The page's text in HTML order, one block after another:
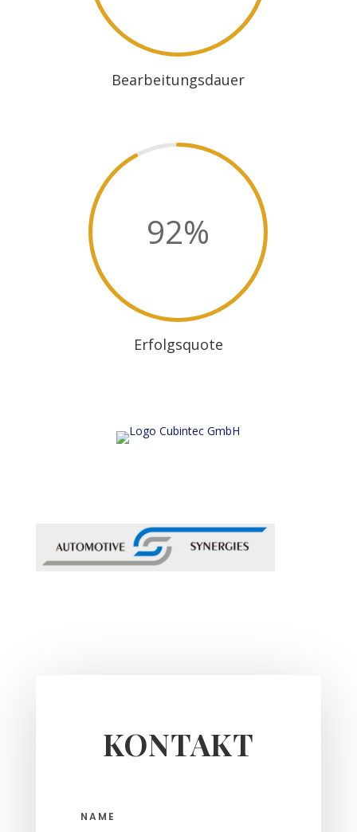
Bearbeitungsdauer
92%
Erfolgsquote
KONTAKT